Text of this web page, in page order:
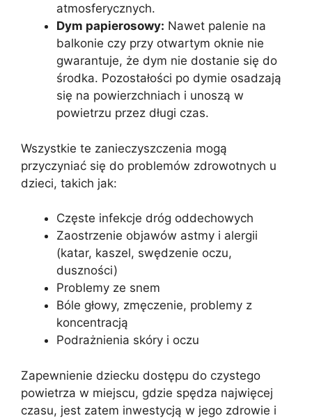
atmosferycznych.
Dym papierosowy: Nawet palenie na
balkonie czy przy otwartym oknie nie
gwarantuje, że dym nie dostanie się do
środka. Pozostałości po dymie osadzają
się na powierzchniach i unoszą w
powietrzu przez długi czas.
Wszystkie te zanieczyszczenia mogą
przyczyniać się do problemów zdrowotnych u
dzieci, takich jak:
Częste infekcje dróg oddechowych
Zaostrzenie objawów astmy i alergii
(katar, kaszel, swędzenie oczu,
duszności)
Problemy ze snem
Bóle głowy, zmęczenie, problemy z
koncentracją
Podrażnienia skóry i oczu
Zapewnienie dziecku dostępu do czystego
powietrza w miejscu, gdzie spędza najwięcej
czasu, jest zatem inwestycją w jego zdrowie i